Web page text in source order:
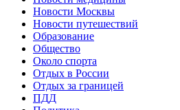
Новости Москвы
Новости путешествий
Образование
Общество
Около спорта
Отдых в России
Отдых за границей
ПДД